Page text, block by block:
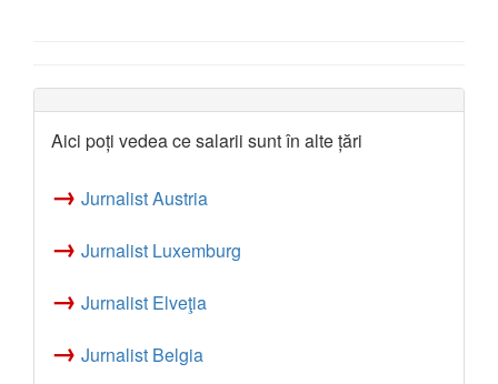
Aici poți vedea ce salarii sunt în alte țări
→ Jurnalist Austria
→ Jurnalist Luxemburg
→ Jurnalist Elveţia
→ Jurnalist Belgia